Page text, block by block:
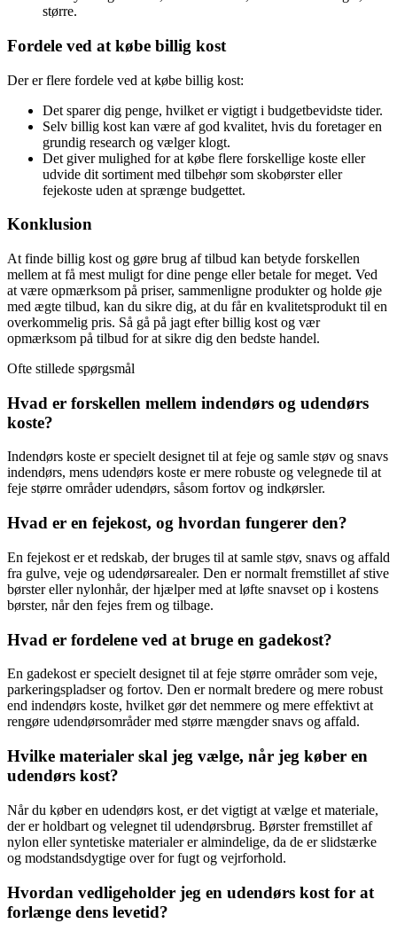
større.
Fordele ved at købe billig kost
Der er flere fordele ved at købe billig kost:
Det sparer dig penge, hvilket er vigtigt i budgetbevidste tider.
Selv billig kost kan være af god kvalitet, hvis du foretager en
grundig research og vælger klogt.
Det giver mulighed for at købe flere forskellige koste eller
udvide dit sortiment med tilbehør som skobørster eller
fejekoste uden at sprænge budgettet.
Konklusion
At finde billig kost og gøre brug af tilbud kan betyde forskellen
mellem at få mest muligt for dine penge eller betale for meget. Ved
at være opmærksom på priser, sammenligne produkter og holde øje
med ægte tilbud, kan du sikre dig, at du får en kvalitetsprodukt til en
overkommelig pris. Så gå på jagt efter billig kost og vær
opmærksom på tilbud for at sikre dig den bedste handel.
Ofte stillede spørgsmål
Hvad er forskellen mellem indendørs og udendørs
koste?
Indendørs koste er specielt designet til at feje og samle støv og snavs
indendørs, mens udendørs koste er mere robuste og velegnede til at
feje større områder udendørs, såsom fortov og indkørsler.
Hvad er en fejekost, og hvordan fungerer den?
En fejekost er et redskab, der bruges til at samle støv, snavs og affald
fra gulve, veje og udendørsarealer. Den er normalt fremstillet af stive
børster eller nylonhår, der hjælper med at løfte snavset op i kostens
børster, når den fejes frem og tilbage.
Hvad er fordelene ved at bruge en gadekost?
En gadekost er specielt designet til at feje større områder som veje,
parkeringspladser og fortov. Den er normalt bredere og mere robust
end indendørs koste, hvilket gør det nemmere og mere effektivt at
rengøre udendørsområder med større mængder snavs og affald.
Hvilke materialer skal jeg vælge, når jeg køber en
udendørs kost?
Når du køber en udendørs kost, er det vigtigt at vælge et materiale,
der er holdbart og velegnet til udendørsbrug. Børster fremstillet af
nylon eller syntetiske materialer er almindelige, da de er slidstærke
og modstandsdygtige over for fugt og vejrforhold.
Hvordan vedligeholder jeg en udendørs kost for at
forlænge dens levetid?